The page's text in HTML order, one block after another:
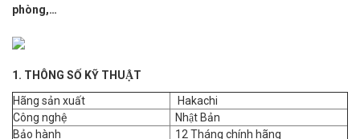
phòng,…
1. THÔNG SỐ KỸ THUẬT
Hãng sản xuất
Hakachi
Công nghệ
Nhật Bản
Bảo hành
12 Tháng chính hãng